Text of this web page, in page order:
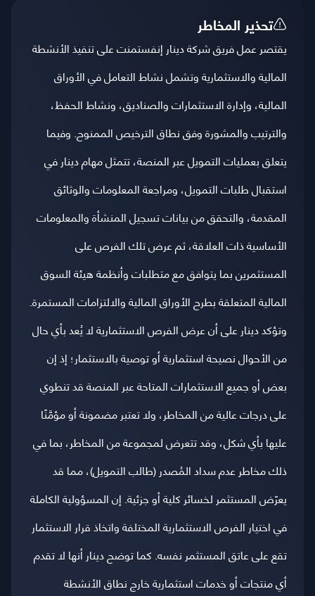
تحذیر المخاطر
يقتصر عمل فريق شركة دينار إنفستمنت على تنفيذ الأنشطة
المالية والاستثمارية وتشمل نشاط التعامل في الأوراق
المالية، وإدارة الاستثمارات والصناديق، ونشاط الحفظ،
والترتيب والمشورة وفق نطاق الترخيص الممنوح. وفيما
يتعلق بعمليات التمويل عبر المنصة، تتمثل مهام دينار في
استقبال طلبات التمويل، ومراجعة المعلومات والوثائق
المقدمة، والتحقق من بيانات تسجيل المنشأة والمعلومات
الأساسية ذات العلاقة، ثم عرض تلك الفرص على
المستثمرين بما يتوافق مع متطلبات وأنظمة هيئة السوق
المالية المتعلقة بطرح الأوراق المالية والالتزامات المستمرة.
وتؤكد دينار على أن عرض الفرص الاستثمارية لا يُعد بأي حال
من الأحوال نصيحة استثمارية أو توصية بالاستثمار؛ إذ إن
بعض أو جميع الاستثمارات المتاحة عبر المنصة قد تنطوي
على درجات عالية من المخاطر، ولا تعتبر مضمونة أو مؤمَّنًا
عليها بأي شكل، وقد تتعرض لمجموعة من المخاطر، بما في
ذلك مخاطر عدم سداد المُصدر (طالب التمويل)، مما قد
يعرّض المستثمر لخسائر كلية أو جزئية. إن المسؤولية الكاملة
في اختيار الفرص الاستثمارية المختلفة واتخاذ قرار الاستثمار
تقع على عاتق المستثمر نفسه. كما توضح دينار أنها لا تقدم
أي منتجات أو خدمات استثمارية خارج نطاق الأنشطة